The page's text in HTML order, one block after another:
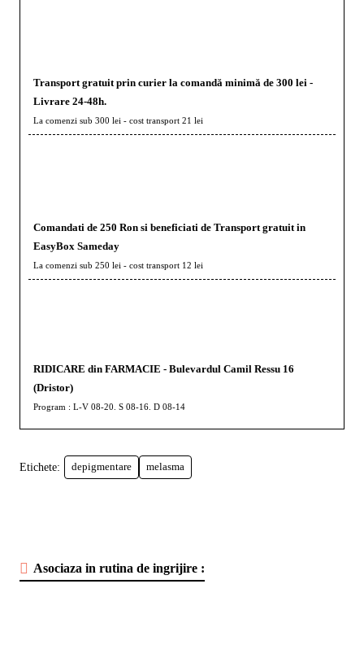
Transport gratuit prin curier la comandă minimă de 300 lei -
Livrare 24-48h.
La comenzi sub 300 lei - cost transport 21 lei
Comandati de 250 Ron si beneficiati de Transport gratuit in
EasyBox Sameday
La comenzi sub 250 lei - cost transport 12 lei
RIDICARE din FARMACIE - Bulevardul Camil Ressu 16
(Dristor)
Program : L-V 08-20. S 08-16. D 08-14
Etichete: depigmentare melasma
Asociaza in rutina de ingrijire :